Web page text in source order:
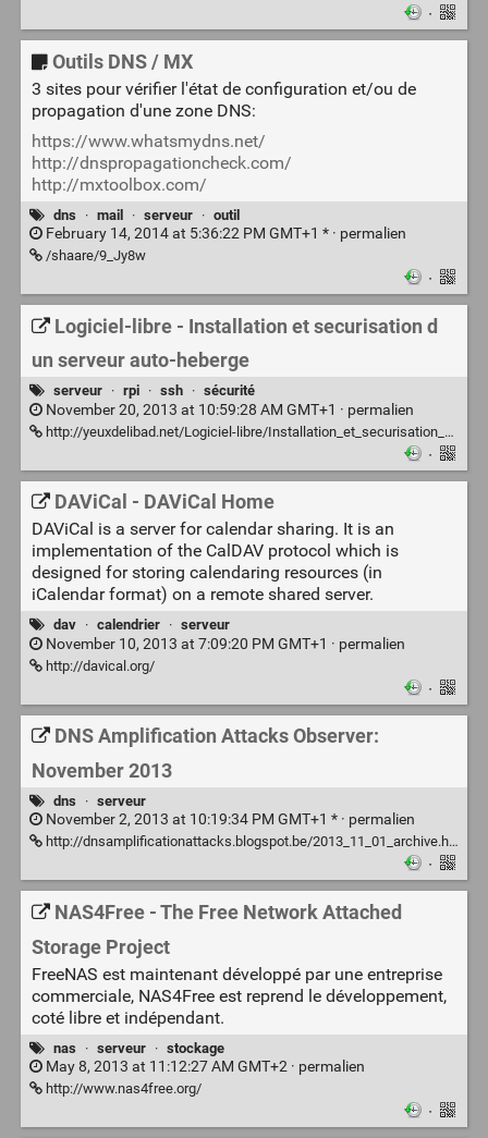
·
Outils DNS / MX
3 sites pour vérifier l'état de configuration et/ou de
propagation d'une zone DNS:
https://www.whatsmydns.net/
http://dnspropagationcheck.com/
http://mxtoolbox.com/
dns · mail · serveur · outil
February 14, 2014 at 5:36:22 PM GMT+1 * · permalien
/shaare/9_Jy8w
·
Logiciel-libre - Installation et securisation d
un serveur auto-heberge
serveur · rpi · ssh · sécurité
November 20, 2013 at 10:59:28 AM GMT+1 · permalien
http://yeuxdelibad.net/Logiciel-libre/Installation_et_securisation_d_un_serveur_auto-heberge.html#sslh
·
DAViCal - DAViCal Home
DAViCal is a server for calendar sharing. It is an
implementation of the CalDAV protocol which is
designed for storing calendaring resources (in
iCalendar format) on a remote shared server.
dav · calendrier · serveur
November 10, 2013 at 7:09:20 PM GMT+1 · permalien
http://davical.org/
·
DNS Amplification Attacks Observer:
November 2013
dns · serveur
November 2, 2013 at 10:19:34 PM GMT+1 * · permalien
http://dnsamplificationattacks.blogspot.be/2013_11_01_archive.html
·
NAS4Free - The Free Network Attached
Storage Project
FreeNAS est maintenant développé par une entreprise
commerciale, NAS4Free est reprend le développement,
coté libre et indépendant.
nas · serveur · stockage
May 8, 2013 at 11:12:27 AM GMT+2 · permalien
http://www.nas4free.org/
·